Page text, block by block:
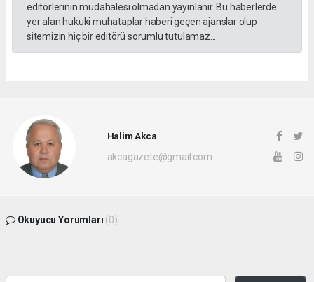
editörlerinin müdahalesi olmadan yayınlanır. Bu haberlerde
yer alan hukuki muhataplar haberi geçen ajanslar olup
sitemizin hiç bir editörü sorumlu tutulamaz...
Halim Akca
akcagazete@gmail.com
Okuyucu Yorumları (0)